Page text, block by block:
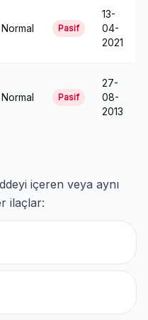
Normal Pasif
13-
04-
2021
Normal Pasif
27-
08-
2013
içeren veya aynı
ilaçlar: